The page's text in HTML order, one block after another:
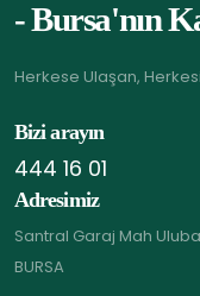
- Bursa'nın
Herkese Ulaşan,
Bizi arayın
444 16 01
Adresimiz
Santral Garaj Mah
BURSA